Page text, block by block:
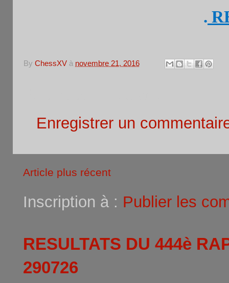
.
By ChessXV à novembre 21, 2016
Enregistrer un
Article plus récent
Inscription à : Publier les
RESULTATS DU 444è
290726